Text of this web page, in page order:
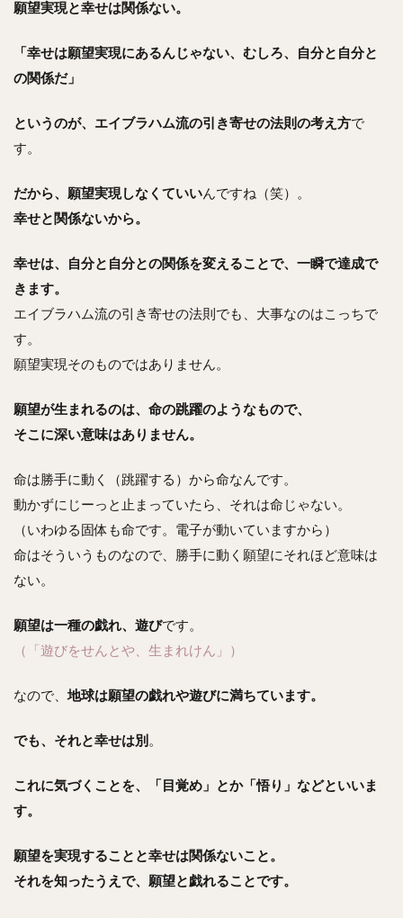
願望実現と幸せは関係ない。
「幸せは願望実現にあるんじゃない、むしろ、自分と自分と
の関係だ」
というのが、エイブラハム流の引き寄せの法則の考え方で
す。
だから、願望実現しなくていいんですね（笑）。
幸せと関係ないから。
幸せは、自分と自分との関係を変えることで、一瞬で達成で
きます。
エイブラハム流の引き寄せの法則でも、大事なのはこっちで
す。
願望実現そのものではありません。
願望が生まれるのは、命の跳躍のようなもので、
そこに深い意味はありません。
命は勝手に動く（跳躍する）から命なんです。
動かずにじーっと止まっていたら、それは命じゃない。
（いわゆる固体も命です。電子が動いていますから）
命はそういうものなので、勝手に動く願望にそれほど意味は
ない。
願望は一種の戯れ、遊びです。
（「遊びをせんとや、生まれけん」）
なので、地球は願望の戯れや遊びに満ちています。
でも、それと幸せは別 。
これに気づくことを、「目覚め」とか「悟り」などといいま
す。
願望を実現することと幸せは関係ないこと。
それを知ったうえで、願望と戯れることです。